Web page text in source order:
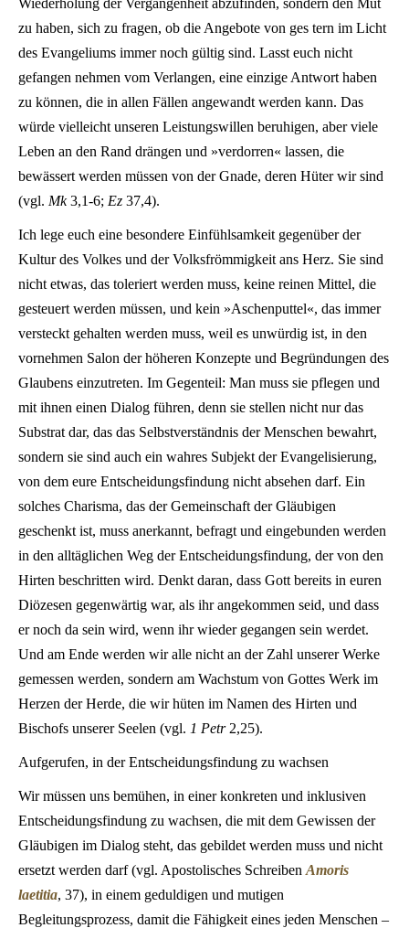
Wiederholung der Vergangenheit abzufinden, sondern den Mut
zu haben, sich zu fragen, ob die Angebote von ges tern im Licht
des Evangeliums immer noch gültig sind. Lasst euch nicht
gefangen nehmen vom Verlangen, eine einzige Antwort haben
zu können, die in allen Fällen angewandt werden kann. Das
würde vielleicht unseren Leistungswillen beruhigen, aber viele
Leben an den Rand drängen und »verdorren« lassen, die
bewässert werden müssen von der Gnade, deren Hüter wir sind
(vgl. Mk3,1-6; Ez 37,4).
Ich lege euch eine besondere Einfühlsamkeit gegenüber der
Kultur des Volkes und der Volksfrömmigkeit ans Herz. Sie sind
nicht etwas, das toleriert werden muss, keine reinen Mittel, die
gesteuert werden müssen, und kein »Aschenputtel«, das immer
versteckt gehalten werden muss, weil es unwürdig ist, in den
vornehmen Salon der höheren Konzepte und Begründungen des
Glaubens einzutreten. Im Gegenteil: Man muss sie pflegen und
mit ihnen einen Dialog führen, denn sie stellen nicht nur das
Substrat dar, das das Selbstverständnis der Menschen bewahrt,
sondern sie sind auch ein wahres Subjekt der Evangelisierung,
von dem eure Entscheidungsfindung nicht absehen darf. Ein
solches Charisma, das der Gemeinschaft der Gläubigen
geschenkt ist, muss anerkannt, befragt und eingebunden werden
in den alltäglichen Weg der Entscheidungsfindung, der von den
Hirten beschritten wird. Denkt daran, dass Gott bereits in euren
Diözesen gegenwärtig war, als ihr angekommen seid, und dass
er noch da sein wird, wenn ihr wieder gegangen sein werdet.
Und am Ende werden wir alle nicht an der Zahl unserer Werke
gemessen werden, sondern am Wachstum von Gottes Werk im
Herzen der Herde, die wir hüten im Namen des Hirten und
Bischofs unserer Seelen (vgl. 1 Petr 2,25).
Aufgerufen, in der Entscheidungsfindung zu wachsen
Wir müssen uns bemühen, in einer konkreten und inklusiven
Entscheidungsfindung zu wachsen, die mit dem Gewissen der
Gläubigen im Dialog steht, das gebildet werden muss und nicht
ersetzt werden darf (vgl. Apostolisches Schreiben Amoris
laetitia, 37), in einem geduldigen und mutigen
Begleitungsprozess, damit die Fähigkeit eines jeden Menschen –